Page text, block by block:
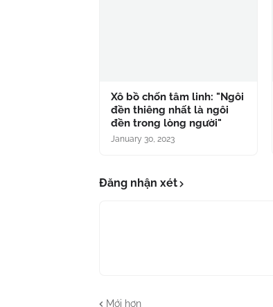
Xô bồ chốn tâm linh: "Ngôi
đền thiêng nhất là ngôi
đền trong lòng người"
January 30, 2023
Đăng nhận xét
Mới hơn